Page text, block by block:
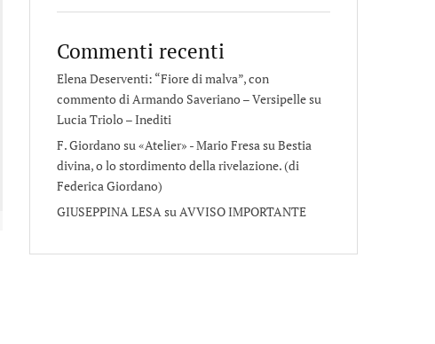
Commenti recenti
Elena Deserventi: “Fiore di malva”, con
commento di Armando Saveriano – Versipellesu
Lucia Triolo – Inediti
F. Giordano su «Atelier» - Mario FresasuBestia
divina, o lo stordimento della rivelazione. (di
Federica Giordano)
GIUSEPPINA LESAsuAVVISO IMPORTANTE